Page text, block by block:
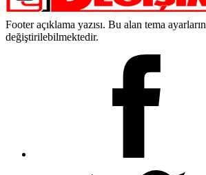
Footer açıklama yazısı. Bu alan tema
değiştirilebilmektedir.